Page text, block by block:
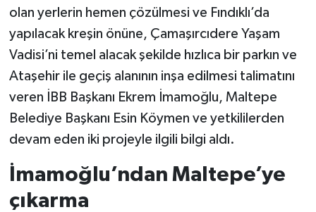
olan yerlerin hemen çözülmesi ve Fındıklı’da
yapılacak kreşin önüne, Çamaşırcıdere Yaşam
Vadisi’ni temel alacak şekilde hızlıca bir parkın ve
Ataşehir ile geçiş alanının inşa edilmesi talimatını
veren İBB Başkanı Ekrem İmamoğlu, Maltepe
Belediye Başkanı Esin Köymen ve yetkililerden
devam eden iki projeyle ilgili bilgi aldı.
İmamoğlu’ndan Maltepe’ye
çıkarma